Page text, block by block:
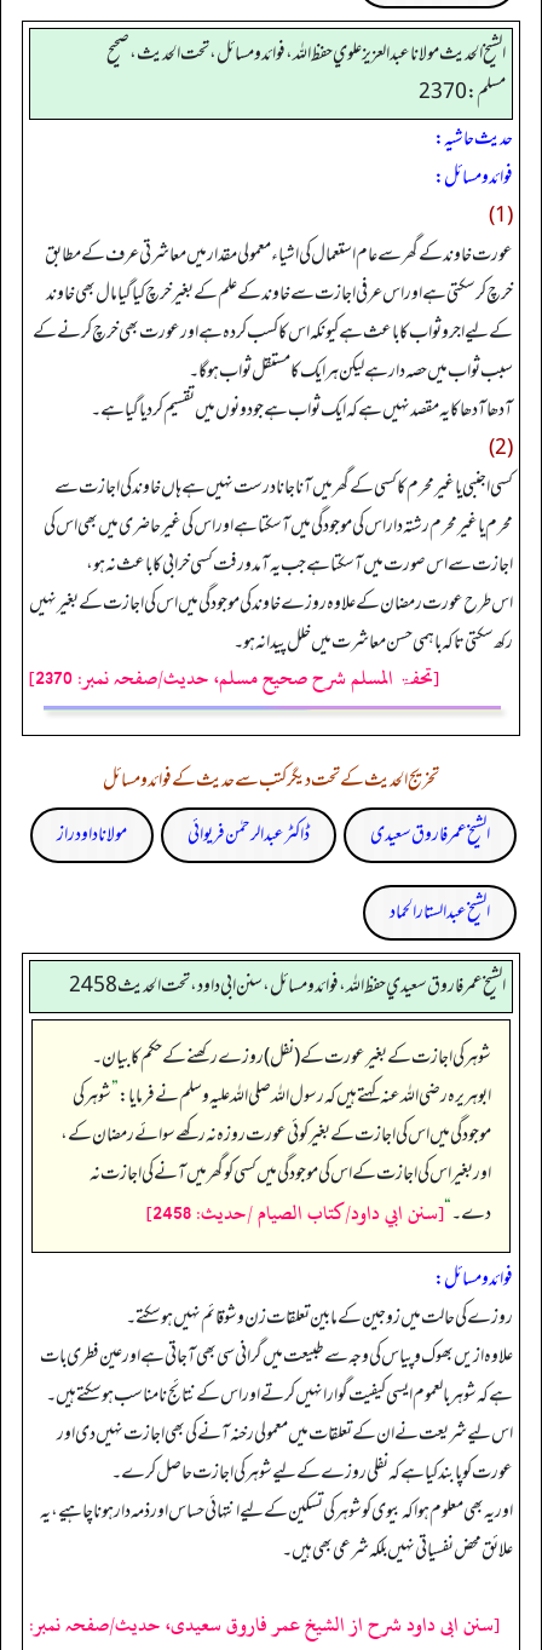
الشيخ الحديث مولانا عبدالعزيز علوي حفظ الله، فوائد و مسائل، تحت الحديث ، صحيح
مسلم: 2370
حدیث حاشیہ:
فوائد ومسائل:
(1)
عورت خاوند کے گھر سے عام استعمال کی اشیاء معمولی مقدار میں معاشرتی عرف کے مطابق
خرچ کر سکتی ہے اور اس عرفی اجازت سے خاوند کے علم کے بغیر خرچ کیا گیا مال بھی خاوند
کے لیے اجرو ثواب کا باعث ہے کیونکہ اس کا کسب کردہ ہے اور عورت بھی خرچ کرنے کے
سبب ثواب میں حصہ دار ہے لیکن ہر ایک کا مستقل ثواب ہو گا۔
آدھا آدھا کا یہ مقصد نہیں ہے کہ ایک ثواب ہے جو دونوں میں تقسیم کر دیا گیا ہے۔
(2)
کسی اجنبی یا غیر محرم کا کسی کے گھر میں آنا جانا درست نہیں ہے ہاں خاوند کی اجازت سے
محرم یا غیر محرم رشتہ دار اس کی موجودگی میں آ سکتا ہے اور اس کی غیر حاضری میں بھی اس کی
اجازت سے اس صورت میں آ سکتا ہے جب یہ آمدو رفت کسی خرابی کا باعث نہ ہو،
اس طرح عورت رمضان کے علاوہ روزے خاوند کی موجودگی میں اس کی اجازت کے بغیر نہیں
رکھ سکتی تاکہ باہمی حسن معاشرت میں خلل پیدا نہ ہو۔
[تحفۃ المسلم شرح صحیح مسلم، حدیث/صفحہ نمبر: 2370]
تخریج الحدیث کے تحت دیگر کتب سے حدیث کے فوائد و مسائل
الشیخ عمر فاروق سعیدی
ڈاکٹر عبدالرحمٰن فریوائی مولانا داود راز
الشیخ عبدالستار الحماد
الشيخ عمر فاروق سعيدي حفظ الله، فوائد و مسائل، سنن ابي داود ، تحت الحديث 2458
شوہر کی اجازت کے بغیر عورت کے (نفل) روزے رکھنے کے حکم کا بیان۔
ابوہریرہ رضی اللہ عنہ کہتے ہیں کہ رسول اللہ صلی اللہ علیہ وسلم نے فرمایا:”شوہر کی
موجودگی میں اس کی اجازت کے بغیر کوئی عورت روزہ نہ رکھے سوائے رمضان کے،
اور بغیر اس کی اجازت کے اس کی موجودگی میں کسی کو گھر میں آنے کی اجازت نہ
دے۔‏‏‏‏“[سنن ابي داود/كتاب الصيام /حدیث: 2458]
فوائد ومسائل:
روزے کی حالت میں زوجین کے مابین تعلقات زن و شو قائم نہیں ہو سکتے۔
علاوہ ازیں بھوک و پیاس کی وجہ سے طبیعت میں گرانی سی بھی آ جاتی ہے اور عین فطری بات
ہے کہ شوہر بالعموم ایسی کیفیت گوارا نہیں کرتے اور اس کے نتائج نا مناسب ہو سکتےہیں۔
اس لیے شریعت نے ان کے تعلقات میں معمولی رخنہ آنے کی بھی اجازت نہیں دی اور
عورت کو پابند کیا ہے کہ نفلی روزے کے لیے شوہر کی اجازت حاصل کرے۔
اور یہ بھی معلوم ہوا کہ بیوی کو شوہر کی تسکین کے لیے انتہائی حساس اور ذمہ دار ہونا چاہیے، یہ
علائق محض نفسیاتی نہیں بلکہ شرعی بھی ہیں۔
[سنن ابی داود شرح از الشیخ عمر فاروق سعیدی، حدیث/صفحہ نمبر: